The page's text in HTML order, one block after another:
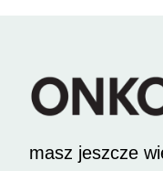
masz jeszcze